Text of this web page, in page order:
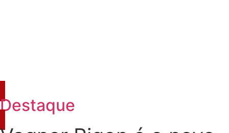
Destaque